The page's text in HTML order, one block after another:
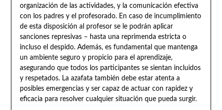
organización de las actividades, y la comunicación efectiva
con los padres y el profesorado. En caso de incumplimiento
de esta disposición al profesor se le podrán aplicar
sanciones represivas – hasta una reprimenda estricta o
incluso el despido. Además, es fundamental que mantenga
un ambiente seguro y propicio para el aprendizaje,
asegurando que todos los participantes se sientan incluidos
y respetados. La azafata también debe estar atenta a
posibles emergencias y ser capaz de actuar con rapidez y
eficacia para resolver cualquier situación que pueda surgir.